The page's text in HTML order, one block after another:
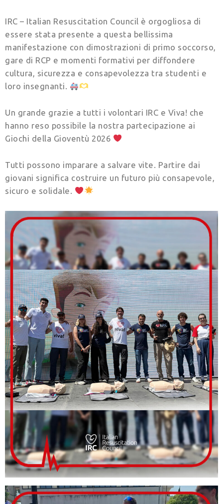
IRC – Italian Resuscitation Council è orgogliosa di
essere stata presente a questa bellissima
manifestazione con dimostrazioni di primo soccorso,
gare di RCP e momenti formativi per diffondere
cultura, sicurezza e consapevolezza tra studenti e
loro insegnanti.
Un grande grazie a tutti i volontari IRC e Viva! che
hanno reso possibile la nostra partecipazione ai
Giochi della Gioventù 2026
Tutti possono imparare a salvare vite. Partire dai
giovani significa costruire un futuro più consapevole,
sicuro e solidale.